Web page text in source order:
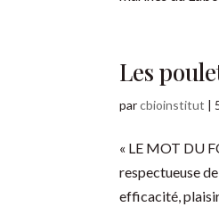
Les
parcbioinstitut |
« LE MOT DU
respectueuse
efficacité, plaisir